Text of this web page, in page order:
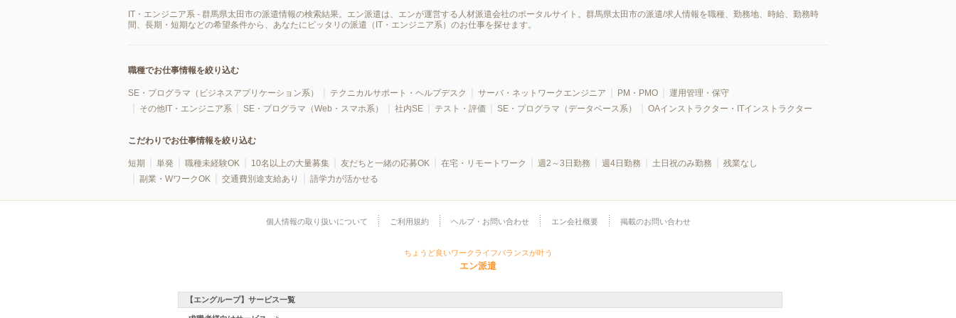
IT・エンジニア系 - 群馬県太田市の派遣情報の検索結果。エン派遣は、エンが運営する人材派遣会社のポータルサイト。群馬県太田市の派遣/求人情報を職種、勤務地、時給、勤務時
間、長期・短期などの希望条件から、あなたにピッタリの派遣（IT・エンジニア系）のお仕事を探せます。
職種でお仕事情報を絞り込む
SE・プログラマ（ビジネスアプリケーション系） テクニカルサポート・ヘルプデスク サーバ・ネットワークエンジニア PM・PMO
運用管理・保守
その他IT・エンジニア系
SE・プログラマ（Web・スマホ系） 社内SE テスト・評価 SE・プログラマ（データベース系） OAインストラクター・ITインストラクター
こだわりでお仕事情報を絞り込む
短期 単発 職種未経験OK 10名以上の大量募集 友だちと一緒の応募OK 在宅・リモートワーク 週2～3日勤務 週4日勤務 土日祝のみ勤務
残業なし
副業・WワークOK
交通費別途支給あり 語学力が活かせる
個人情報の取り扱いについて ご利用規約 ヘルプ・お問い合わせ エン会社概要 掲載のお問い合わせ
ちょうど良いワークライフバランスが叶う
エン派遣
【エングループ】サービス一覧